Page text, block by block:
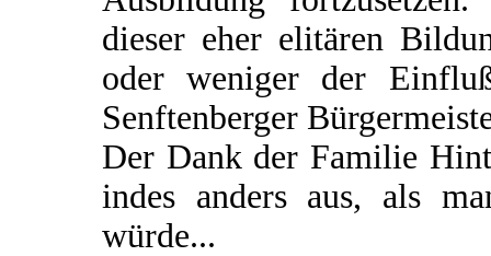
dieser eher elitären
oder weniger der
Senftenberger
Der Dank der Familie
indes anders aus, als
würde...